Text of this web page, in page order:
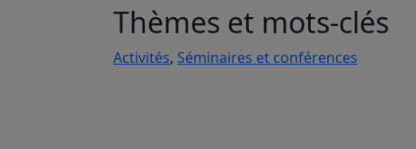
Thèmes et mots-clés
Activités, Séminaires et conférences